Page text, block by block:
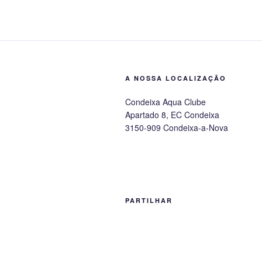
A NOSSA LOCALIZAÇÃO
Condeixa Aqua Clube
Apartado 8, EC Condeixa
3150-909 Condeixa-a-Nova
PARTILHAR